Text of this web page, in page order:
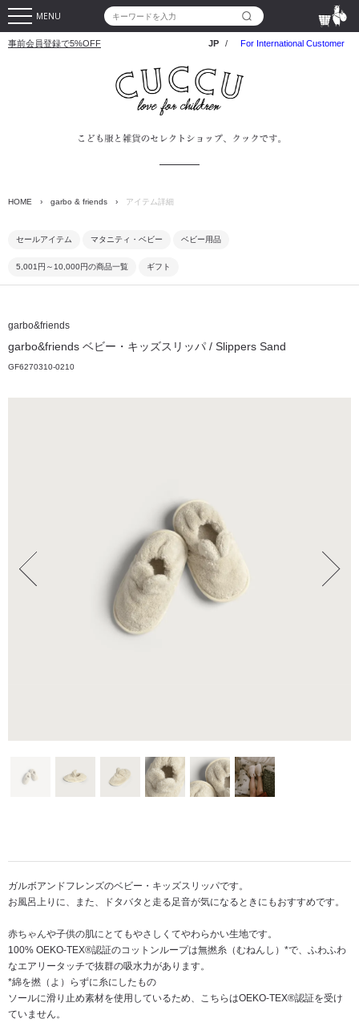
MENU
事前会員登録で5%OFF JP / For International Customer
HOME › garbo & friends › アイテム詳細
セールアイテム マタニティ・ベビー ベビー用品
5,001円～10,000円の商品一覧 ギフト
garbo&friends
garbo&friends ベビー・キッズスリッパ / Slippers Sand
GF6270310-0210
ガルボアンドフレンズのベビー・キッズスリッパです。
お風呂上りに、また、ドタバタと走る足音が気になるときにもおすすめです。
赤ちゃんや子供の肌にとてもやさしくてやわらかい生地です。
100% OEKO-TEX®認証のコットンループは無撚糸（むねんし）*で、ふわふわ
なエアリータッチで抜群の吸水力があります。
*綿を撚（よ）らずに糸にしたもの
ソールに滑り止め素材を使用しているため、こちらはOEKO-TEX®認証を受け
ていません。